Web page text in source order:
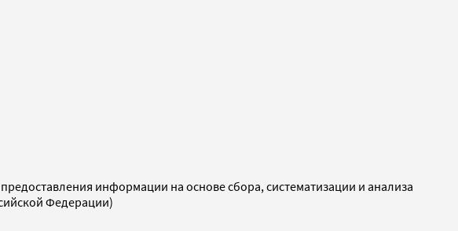
информации на основе сбора, систематизации и анализа
Федерации)